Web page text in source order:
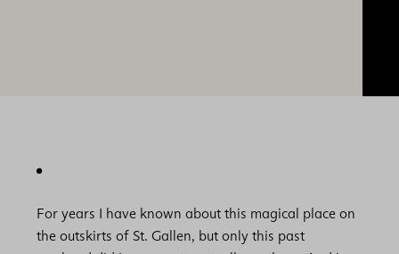
For years I have known about this magical place on
the outskirts of St. Gallen, but only this past